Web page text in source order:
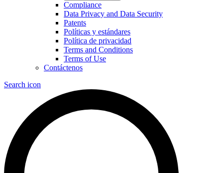
Compliance
Data Privacy and Data Security
Patents
Políticas y estándares
Política de privacidad
Terms and Conditions
Terms of Use
Contáctenos
Search icon